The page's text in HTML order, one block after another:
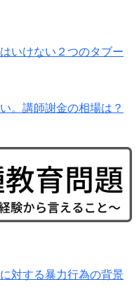
いけない２つのタブー
。講師謝金の相場は？
対する暴力行為の背景